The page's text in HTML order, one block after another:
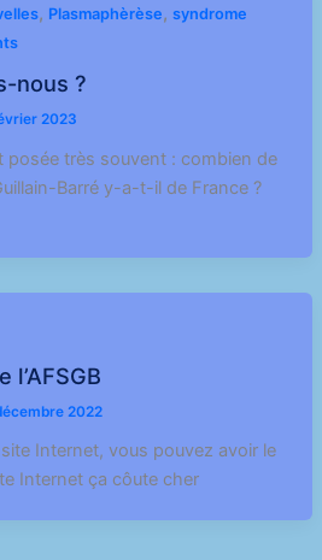
, Plasmaphèrèse, syndrome
nous ?
2023
posée très souvent : combien de
Barré y-a-t-il de France ?
2022
Internet, vous pouvez avoir le
Internet ça côute cher